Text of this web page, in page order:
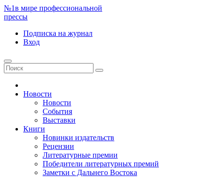
№1в мире профессиональной
прессы
Подписка на журнал
Вход
Новости
Новости
События
Выставки
Книги
Новинки издательств
Рецензии
Литературные премии
Победители литературных премий
Заметки с Дальнего Востока